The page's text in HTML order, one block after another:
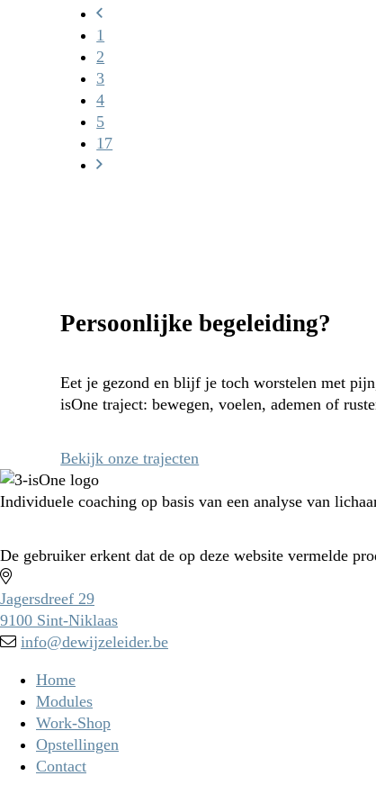
1
2
3
4
5
17
Persoonlijke begeleiding?
Eet je gezond en blijf je toch worstelen met
isOne traject: bewegen, voelen, ademen of
Bekijk onze trajecten
Individuele coaching op basis van een analyse van
De gebruiker erkent dat de op deze website vermelde
Jagersdreef 29
9100 Sint-Niklaas
info@dewijzeleider.be
Home
Modules
Work-Shop
Opstellingen
Contact